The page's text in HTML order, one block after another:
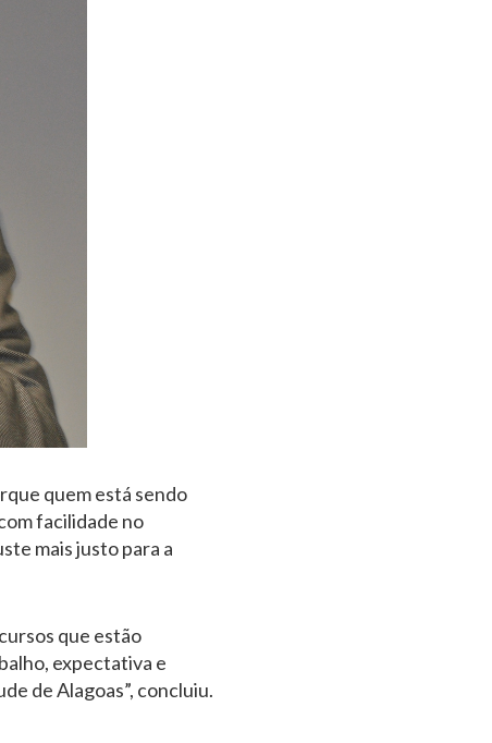
quem está sendo
facilidade no
mais justo para a
que estão
expectativa e
de Alagoas”, concluiu.